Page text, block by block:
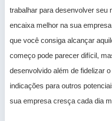
trabalhar para desenvolver seu
encaixa melhor na sua
que você consiga alcançar
começo pode parecer difícil,
desenvolvido além de fidelizar
indicações para outros
sua empresa cresça cada dia